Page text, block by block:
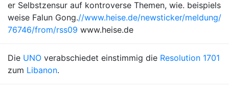
er Selbstzensur auf kontroverse Themen, wie. beispiels
weise Falun Gong.//www.heise.de/newsticker/meldung/
76746/from/rss09 www.heise.de
Die UNO verabschiedet einstimmig die Resolution 1701
zum Libanon.